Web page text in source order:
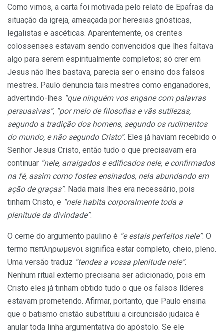
Como vimos, a carta foi motivada pelo relato de Epafras da
situação da igreja, ameaçada por heresias gnósticas,
legalistas e ascéticas. Aparentemente, os crentes
colossenses estavam sendo convencidos que lhes faltava
algo para serem espiritualmente completos; só crer em
Jesus não lhes bastava, parecia ser o ensino dos falsos
mestres. Paulo denuncia tais mestres como enganadores,
advertindo-lhes “que ninguém vos engane com palavras
persuasivas”, “por meio de filosofias e vãs sutilezas,
segundo a tradição dos homens, segundo os rudimentos
do mundo, e não segundo Cristo”. Eles já haviam recebido o
Senhor Jesus Cristo, então tudo o que precisavam era
continuar “nele, arraigados e edificados nele, e confirmados
na fé, assim como fostes ensinados, nela abundando em
ação de graças”. Nada mais lhes era necessário, pois
tinham Cristo, e “nele habita corporalmente toda a
plenitude da divindade”.
O cerne do argumento paulino é “e estais perfeitos nele”. O
termo πεπληρωμενοι significa estar completo, cheio, pleno.
Uma versão traduz “tendes a vossa plenitude nele”.
Nenhum ritual externo precisaria ser adicionado, pois em
Cristo eles já tinham obtido tudo o que os falsos líderes
estavam prometendo. Afirmar, portanto, que Paulo ensina
que o batismo cristão substituiu a circuncisão judaica é
anular toda linha argumentativa do apóstolo. Se ele